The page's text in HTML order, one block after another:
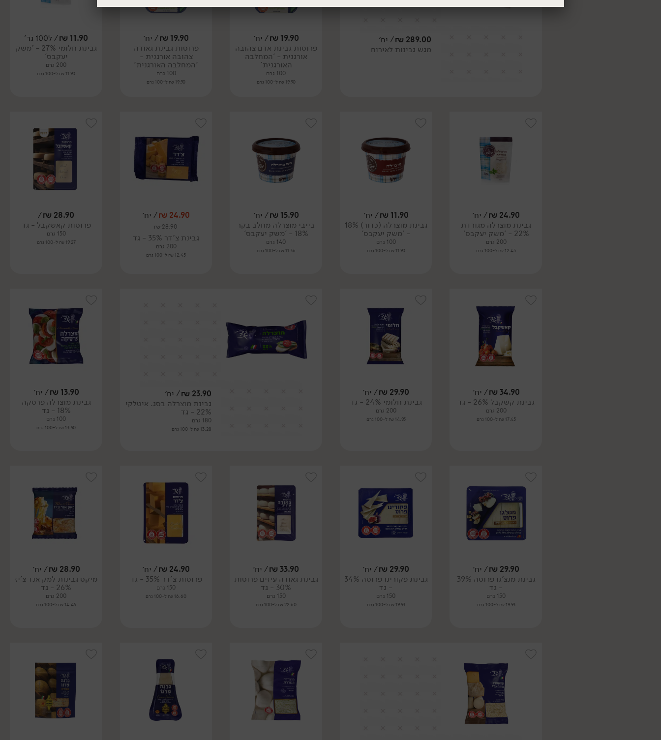
289.00
₪/ יח׳
מגש גבינות לאירוח
19.90
₪/ יח׳
פרוסות גבינת אדם צהובה
אורגנית - 'המחלבה
האורגנית'
100 גרם
19.90 ₪ ל-100 גרם
19.90
₪/ יח׳
פרוסות גבינת גאודה
צהובה אורגנית -
'המחלבה האורגנית'
100 גרם
19.90 ₪ ל-100 גרם
11.90
₪/ ל100 גר'
גבינת חלומי 27% - 'משק
יעקבס'
200 גרם
11.90 ₪ ל-100 גרם
24.90
₪/ יח׳
גבינת מוצרלה מגורדת
22% - 'משק יעקבס'
200 גרם
12.45 ₪ ל-100 גרם
11.90
₪/ יח׳
גבינת מוצרלה (כדור) 18%
- 'משק יעקבס'
100 גרם
11.90 ₪ ל-100 גרם
15.90
₪/ יח׳
בייבי מוצרלה מחלב בקר
18% - 'משק יעקבס'
140 גרם
11.36 ₪ ל-100 גרם
24.90
₪/ יח׳
28.90
₪
גבינת צ'דר 35% - גד
200 גרם
12.45 ₪ ל-100 גרם
28.90
₪
/
פרוסות קאשקבל - גד
150 גרם
19.27 ₪ ל-100 גרם
34.90
₪/ יח׳
גבינת קשקבל 26% - גד
200 גרם
17.45 ₪ ל-100 גרם
29.90
₪/ יח׳
גבינת חלומי 24% - גד
200 גרם
14.95 ₪ ל-100 גרם
23.90
₪/ יח׳
גבינת מוצרלה בסג. איטלקי
22% - גד
180 גרם
13.28 ₪ ל-100 גרם
13.90
₪/ יח׳
גבינת מוצרלה פרסקה
18% - גד
100 גרם
13.90 ₪ ל-100 גרם
29.90
₪/ יח׳
גבינת מנצ'גו פרוסה 39%
- גד
150 גרם
19.93 ₪ ל-100 גרם
29.90
₪/ יח׳
גבינת פקורינו פרוסה 34%
- גד
150 גרם
19.93 ₪ ל-100 גרם
33.90
₪/ יח׳
גבינת גאודה עיזים פרוסות
30% - גד
150 גרם
22.60 ₪ ל-100 גרם
24.90
₪/ יח׳
פרוסות צ'דר 35% - גד
150 גרם
16.60 ₪ ל-100 גרם
28.90
₪/ יח׳
מיקס גבינות למק אנד צ'יז
26% - גד
200 גרם
14.45 ₪ ל-100 גרם